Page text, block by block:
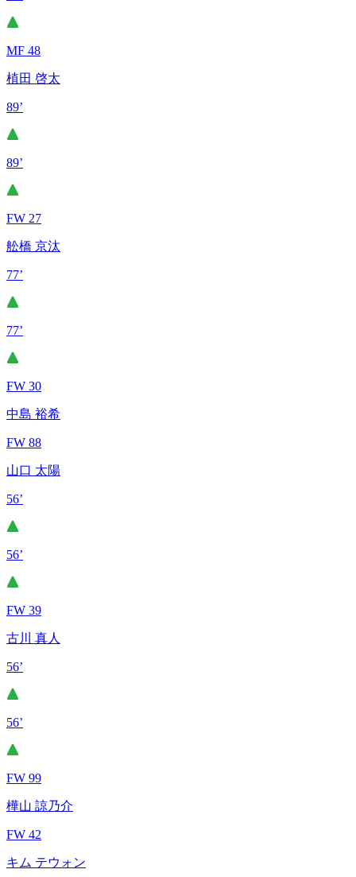
MF 48
植田 啓太
89’
89’
FW 27
舩橋 京汰
77’
77’
FW 30
中島 裕希
FW 88
山口 太陽
56’
56’
FW 39
古川 真人
56’
56’
FW 99
樺山 諒乃介
FW 42
キム テウォン